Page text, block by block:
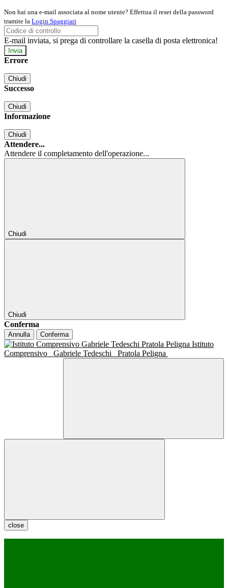
Non hai una e-mail associata al nome utente? Effettua il reset della password
tramite la Login Spaggiari
E-mail inviata, si prega di controllare la casella di posta elettronica!
Errore
Chiudi
Successo
Chiudi
Informazione
Chiudi
Attendere...
Attendere il completamento dell'operazione...
Chiudi
Chiudi
Conferma
Annulla Conferma
Istituto
Comprensivo
Gabriele Tedeschi Pratola Peligna
close